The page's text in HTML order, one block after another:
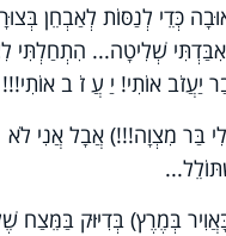
כְּדֵי לְנַסּוֹת לְאַבְחֵן
שְׁלִיטָה... הִתְחַלְתִּי
יַעֲזֹב אוֹתִי! יַ עֲ זֹ ב אוֹתִי!!!
בַּר מִצְוָה!!!) אֲבָל אֲנִי לֹא
בְּמֶרֶץ) בְּדִיּוּק בַּמֵּצַח